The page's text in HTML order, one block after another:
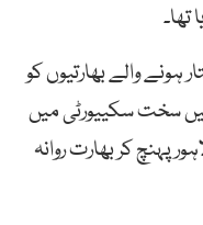
والے بھارتیوں کو
سخت سکییورٹی میں
پہنچ کر بھارت روانہ